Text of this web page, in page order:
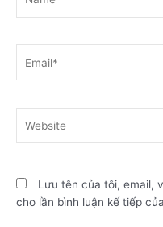
Lưu tên của tôi, email,
cho lần bình luận kế tiếp